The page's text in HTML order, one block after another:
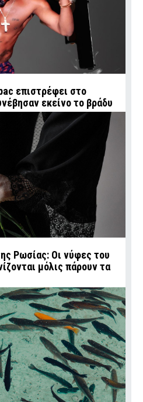
επιστρέφει στο
εκείνο το βράδυ
Ρωσίας: Οι νύφες του
μόλις πάρουν τα